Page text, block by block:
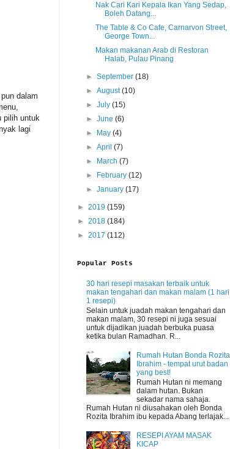
dalam
pilih untuk
lagi
Nak Cari Kari Kepala Ikan Yang Sedap,
Boleh Datang...
The Table & Co Cafe, Carnarvon Street,
George Town...
Makan makanan Arab di Restoran
Halab, Pulau Pinang
►September(18)
►August(10)
►July(15)
►June(6)
►
May(4)
►April(7)
►
March(7)
►
February(12)
►January(17)
► 2019 (159)
► 2018 (184)
► 2017 (112)
Popular Posts
30 hari resepi masakan terbaik untuk
makan tengahari dan makan malam (1 hari
1 resepi)
Selain untuk juadah makan tengahari dan
makan malam, 30 resepi ni juga sesuai
untuk dijadikan juadah berbuka puasa
ketika bulan Ramadhan. R...
Rumah Hutan Bonda Rozita
Ibrahim - tempat urut badan
yang best!
Rumah Hutan ni memang
dalam hutan. Bukan
sekadar nama sahaja.
Rumah Hutan ni diusahakan oleh Bonda
Rozita Ibrahim ibu kepada Abang terlajak...
RESEPI AYAM MASAK
KICAP